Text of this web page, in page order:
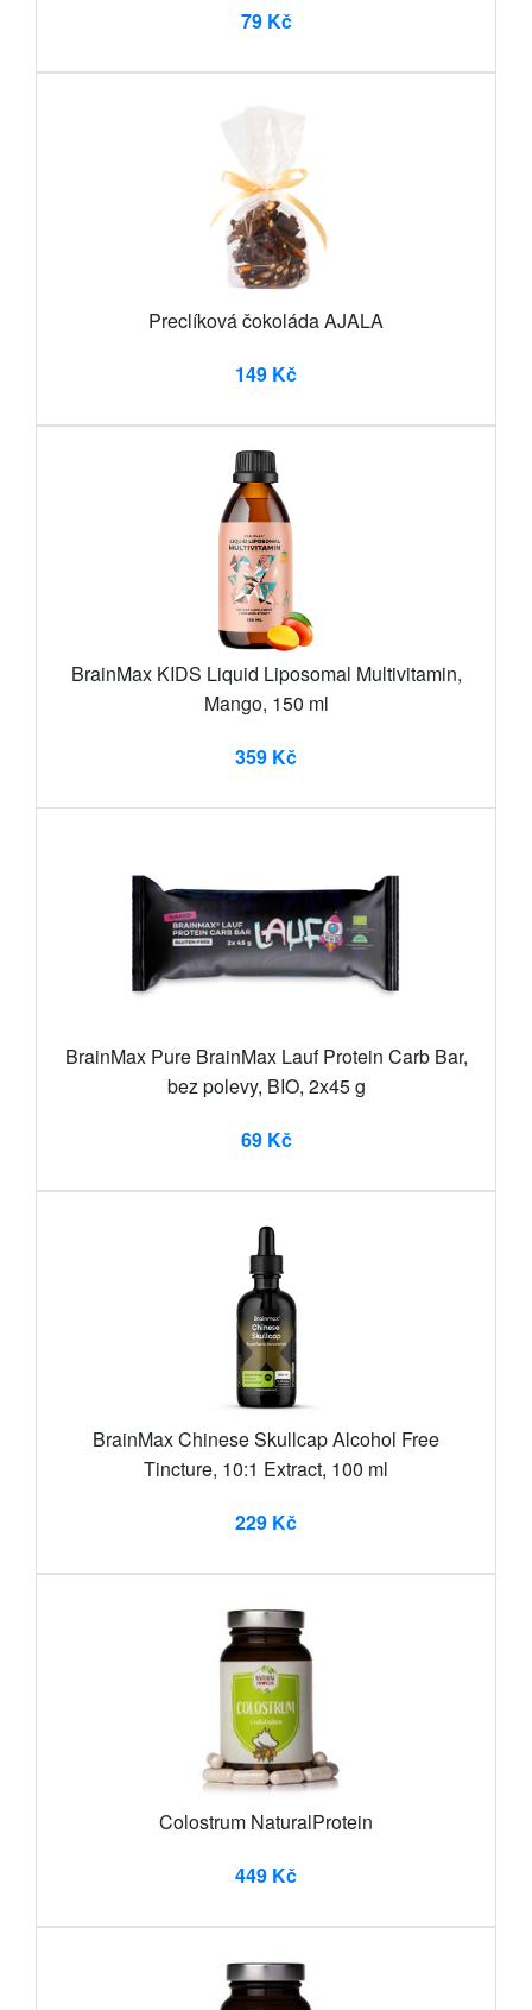
79 Kč
Preclíková čokoláda AJALA
149 Kč
BrainMax KIDS Liquid Liposomal Multivitamin,
Mango, 150 ml
359 Kč
BrainMax Pure BrainMax Lauf Protein Carb Bar,
bez polevy, BIO, 2x45 g
69 Kč
BrainMax Chinese Skullcap Alcohol Free
Tincture, 10:1 Extract, 100 ml
229 Kč
Colostrum NaturalProtein
449 Kč